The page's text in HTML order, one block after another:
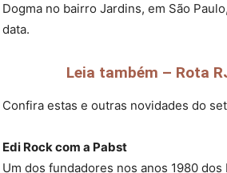
Dogma no bairro Jardins, em São
data.
Leia também – Rota
Confira estas e outras novidades do
Edi Rock com a Pabst
Um dos fundadores nos anos 1980